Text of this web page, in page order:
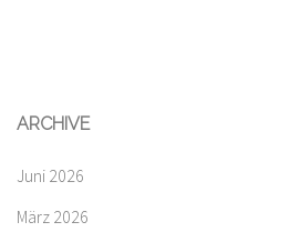
ARCHIVE
Juni 2026
März 2026